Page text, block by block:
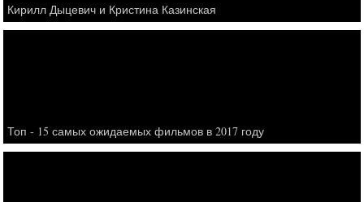
Кирилл Дыцевич и Кристина Казинская
Топ - 15 самых ожидаемых фильмов в 2017 году